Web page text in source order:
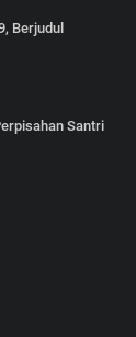
Berjudul
Santri